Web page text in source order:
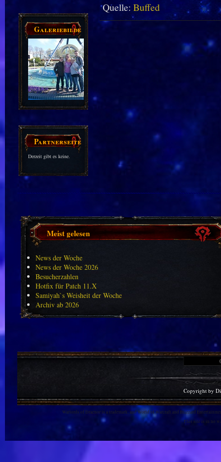
Galeriebilder
Partnerseiten
Derzeit gibt es keine.
Quelle: Buffed
Meist gelesen
News der Woche
News der Woche 2026
Besucherzahlen
Hotfix für Patch 11.X
Samiyah`s Weisheit der Woche
Archiv ab 2026
Copyright by
Warlords of Draenor is a trademark, and World of Warcraft and Blizzard
This site is in no